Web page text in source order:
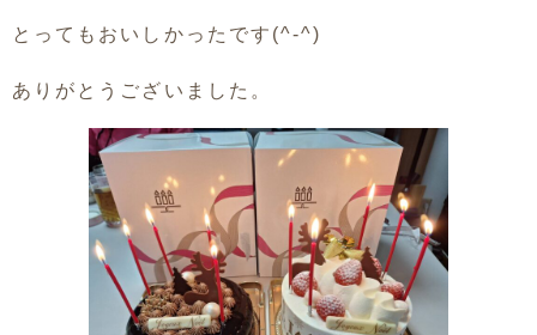
とってもおいしかったです(^-^)
ありがとうございました。